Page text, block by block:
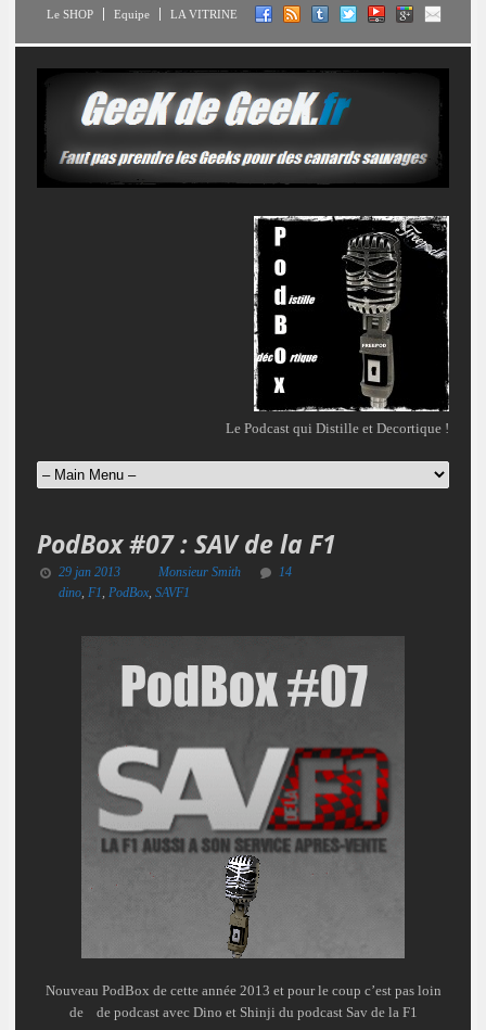
Le SHOP Equipe LA VITRINE
Le Podcast qui Distille et Decortique !
PodBox #07 : SAV de la F1
29 jan 2013 Monsieur Smith
14
dino, F1, PodBox, SAVF1
Nouveau PodBox de cette année 2013 et pour le coup c’est pas loin
de de podcast avec Dino et Shinji du podcast Sav de la F1